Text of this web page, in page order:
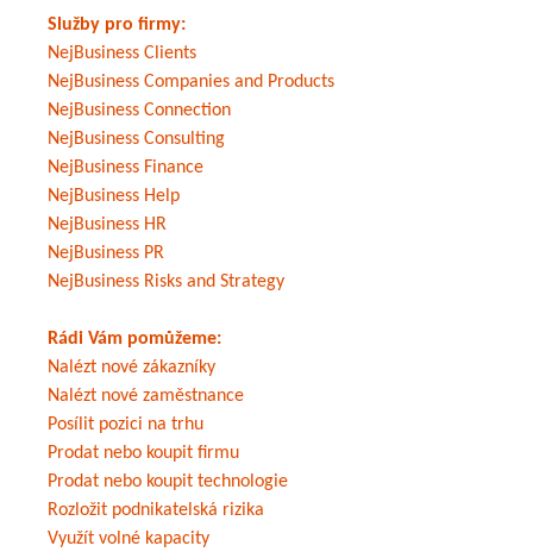
Služby pro firmy:
NejBusiness Clients
NejBusiness Companies and Products
NejBusiness Connection
NejBusiness Consulting
NejBusiness Finance
NejBusiness Help
NejBusiness HR
NejBusiness PR
NejBusiness Risks and Strategy
Rádi Vám pomůžeme:
Nalézt nové zákazníky
Nalézt nové zaměstnance
Posílit pozici na trhu
Prodat nebo koupit firmu
Prodat nebo koupit technologie
Rozložit podnikatelská rizika
Využít volné kapacity